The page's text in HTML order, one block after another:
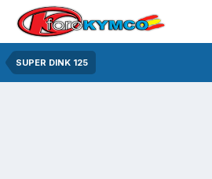
SUPER DINK 125